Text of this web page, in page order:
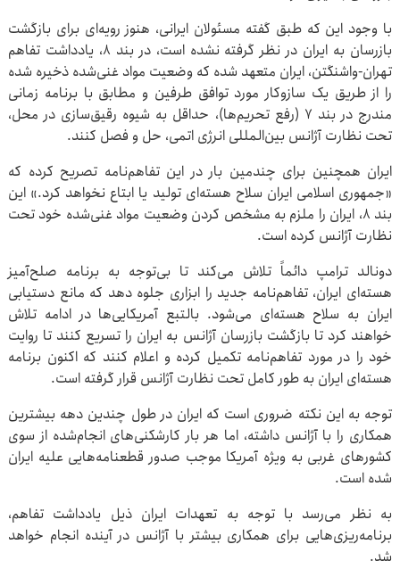
با وجود این که طبق گفته مسئولان ایرانی، هنوز رویه‌ای برای بازگشت
بازرسان به ایران در نظر گرفته نشده است، در بند ۸، یادداشت تفاهم
تهران-واشنگتن، ایران متعهد شده که وضعیت مواد غنی‌شده ذخیره شده
را از طریق یک سازوکار مورد توافق طرفین و مطابق با برنامه زمانی
مندرج در بند ۷ (رفع تحریم‌ها)، حداقل به شیوه رقیق‌سازی در محل،
تحت نظارت آژانس بین‌المللی انرژی اتمی، حل و فصل کنند.
ایران همچنین برای چندمین بار در این تفاهم‌نامه تصریح کرده که
«جمهوری اسلامی ایران سلاح هسته‌ای تولید یا ابتاع نخواهد کرد.» این
بند ۸، ایران را ملزم به مشخص کردن وضعیت مواد غنی‌شده خود تحت
نظارت آژانس کرده است.
دونالد ترامپ دائماً تلاش می‌کند تا بی‌توجه به برنامه صلح‌آمیز
هسته‌ای ایران، تفاهم‌نامه جدید را ابزاری جلوه دهد که مانع دستیابی
ایران به سلاح هسته‌ای می‌شود. بالتبع آمریکایی‌ها در ادامه تلاش
خواهند کرد تا بازگشت بازرسان آژانس به ایران را تسریع کنند تا روایت
خود را در مورد تفاهم‌نامه تکمیل کرده و اعلام کنند که اکنون برنامه
هسته‌ای ایران به طور کامل تحت نظارت آژانس قرار گرفته است.
توجه به این نکته ضروری است که ایران در طول چندین دهه بیشترین
همکاری را با آژانس داشته، اما هر بار کارشکنی‌های انجام‌شده از سوی
کشورهای غربی به ویژه آمریکا موجب صدور قطعنامه‌هایی علیه ایران
شده است.
به نظر می‌رسد با توجه به تعهدات ایران ذیل یادداشت تفاهم،
برنامه‌ریزی‌هایی برای همکاری بیشتر با آژانس در آینده انجام خواهد
شد.